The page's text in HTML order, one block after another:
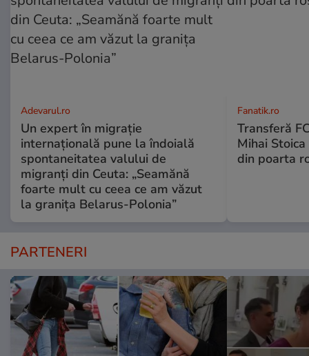
Adevarul.ro
Un expert în migrație
internațională pune la îndoială
spontaneitatea valului de
migranți din Ceuta: „Seamănă
foarte mult cu ceea ce am văzut
la granița Belarus-Polonia”
Fanatik.ro
Transferă
Mihai
din poarta
PARTENERI